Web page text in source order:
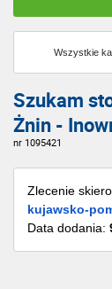
Wszystkie
Szukam
Żnin -
nr 1095421
Zlecenie
kujawsko-
Data dodania: